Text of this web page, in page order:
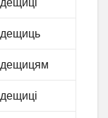
дещиці
дещиць
дещицям
дещиці